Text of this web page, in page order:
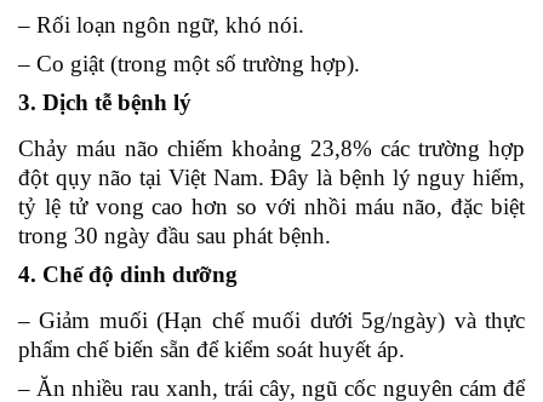
– Rối loạn ngôn ngữ, khó nói.
– Co giật (trong một số trường hợp).
3. Dịch tễ bệnh lý
Chảy máu não chiếm khoảng 23,8% các trường hợp
đột qụy não tại Việt Nam. Đây là bệnh lý nguy hiểm,
tỷ lệ tử vong cao hơn so với nhồi máu não, đặc biệt
trong 30 ngày đầu sau phát bệnh.
4. Chế độ dinh dưỡng
– Giảm muối (Hạn chế muối dưới 5g/ngày) và thực
phẩm chế biến sẵn để kiểm soát huyết áp.
– Ăn nhiều rau xanh, trái cây, ngũ cốc nguyên cám để